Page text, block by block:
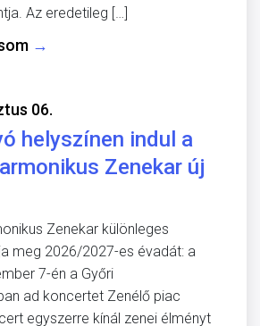
Az eredetileg […]
→
06.
helyszínen indul a
Zenekar új
Zenekar különleges
meg 2026/2027-es évadát: a
7-én a Győri
ad koncertet Zenélő piac
egyszerre kínál zenei élményt